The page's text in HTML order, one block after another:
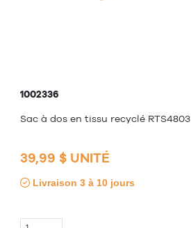
1002336
Sac à dos en tissu recyclé RTS4803
39,99 $ UNITÉ
Livraison 3 à 10 jours